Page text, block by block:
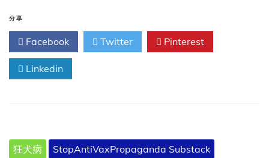
官
移
植
受
者
期
病
分享
Facebook Twitter Pinterest
Linkedin
狂犬病 StopAntiVaxPropaganda Substack